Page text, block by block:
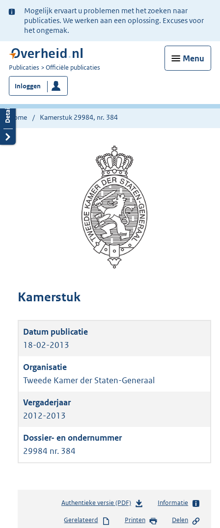
Ter
informatie:
Mogelijk ervaart u problemen met het zoeken naar
publicaties. We werken aan een oplossing. Excuses voor
het ongemak.
Menu
U
bent
nu
hier:
Publicaties Officiële publicaties
Inloggen
Home Kamerstuk 29984, nr. 384
Kamerstuk
18-02-2013
Tweede Kamer der Staten-Generaal
2012-2013
29984 nr. 384
Authentieke versie (PDF)b
s
Informatie
Gerelateerd Printen Delen